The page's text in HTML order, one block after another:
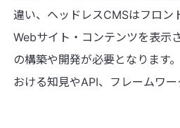
違い、ヘッドレスCMSはフロン
Webサイト・コンテンツを表示
の構築や開発が必要となります
おける知見やAPI、フレームワー